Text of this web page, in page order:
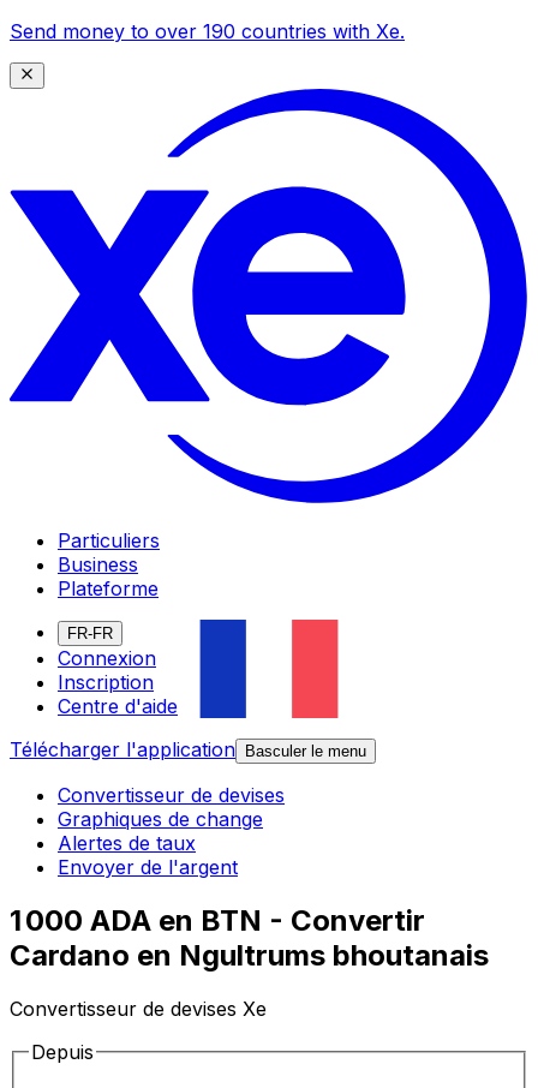
Send money to over 190 countries with Xe.
Particuliers
Business
Plateforme
FR-FR
Connexion
Inscription
Centre d'aide
Télécharger l'application
Basculer le menu
Convertisseur de devises
Graphiques de change
Alertes de taux
Envoyer de l'argent
1 000 ADA en BTN - Convertir
Cardano en Ngultrums bhoutanais
Convertisseur de devises Xe
Depuis